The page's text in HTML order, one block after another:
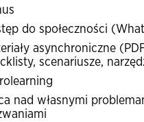
do społeczności
asynchroniczne
scenariusze,
nad własnymi